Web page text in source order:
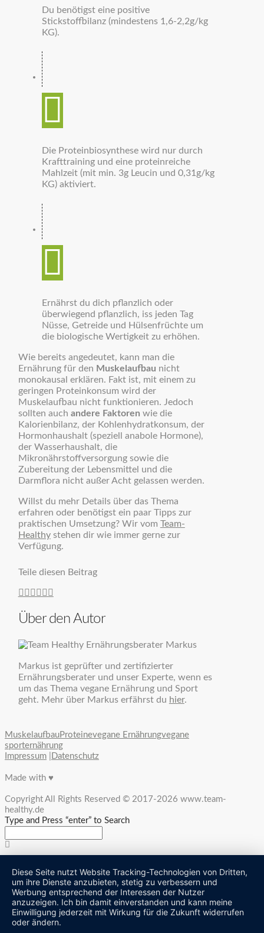
Du benötigst eine positive
Stickstoffbilanz (mindestens 1,6-2,2g/kg
KG).
Die Proteinbiosynthese wird nur durch
Krafttraining und eine proteinreiche
Mahlzeit (mit min. 3g Leucin und 0,31g/kg
KG) aktiviert.
Ernährst du dich pflanzlich oder
überwiegend pflanzlich, iss jeden Tag
Nüsse, Getreide und Hülsenfrüchte um
die biologische Wertigkeit zu erhöhen.
Wie bereits angedeutet, kann man die
Ernährung für den Muskelaufbau nicht
monokausal erklären. Fakt ist, mit einem zu
geringen Proteinkonsum wird der
Muskelaufbau nicht funktionieren. Jedoch
sollten auch andere Faktoren wie die
Kalorienbilanz, der Kohlenhydratkonsum, der
Hormonhaushalt (speziell anabole Hormone),
der Wasserhaushalt, die
Mikronährstoffversorgung sowie die
Zubereitung der Lebensmittel und die
Darmflora nicht außer Acht gelassen werden.
Willst du mehr Details über das Thema
erfahren oder benötigst ein paar Tipps zur
praktischen Umsetzung? Wir vom Team-
Healthystehen dir wie immer gerne zur
Verfügung.
Teile diesen Beitrag
Über den Autor
Markus ist geprüfter und zertifizierter
Ernährungsberater und unser Experte, wenn es
um das Thema vegane Ernährung und Sport
geht. Mehr über Markus erfährst du hier.
Muskelaufbau Proteinevegane Ernährungvegane
sporternährung
Impressum
Datenschutz
Made with ♥
Copyright All Rights Reserved © 2017-2026 www.team-
healthy.de
Type and Press “enter” to Search
Diese Seite nutzt Website Tracking-Technologien von Dritten,
um ihre Dienste anzubieten, stetig zu verbessern und
Werbung entsprechend der Interessen der Nutzer
anzuzeigen. Ich bin damit einverstanden und kann meine
Einwilligung jederzeit mit Wirkung für die Zukunft widerrufen
oder ändern.